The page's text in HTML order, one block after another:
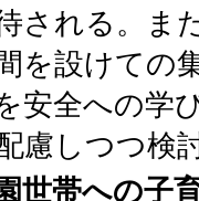
される。ま
を設けての
安全への学
慮しつつ検
世帯への子